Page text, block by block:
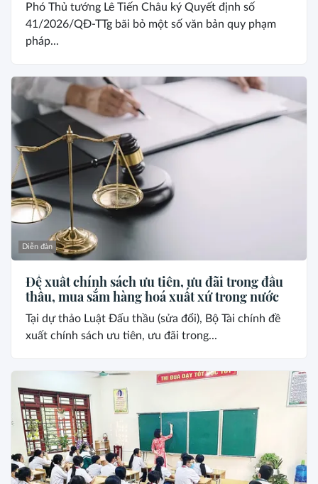
Phó Thủ tướng Lê Tiến Châu ký Quyết định số
41/2026/QĐ-TTg bãi bỏ một số văn bản quy phạm
pháp...
Diễn đàn
Đề xuất chính sách ưu tiên, ưu đãi trong đấu
thầu, mua sắm hàng hoá xuất xứ trong nước
Tại dự thảo Luật Đấu thầu (sửa đổi), Bộ Tài chính đề
xuất chính sách ưu tiên, ưu đãi trong...